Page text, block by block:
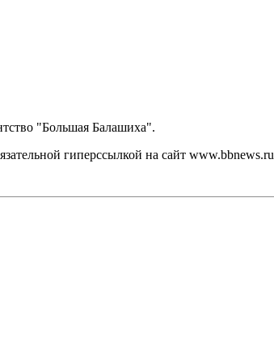
"Большая Балашиха".
гиперссылкой на сайт www.bbnews.ru